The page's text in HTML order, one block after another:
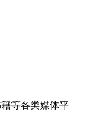
等各类媒体平